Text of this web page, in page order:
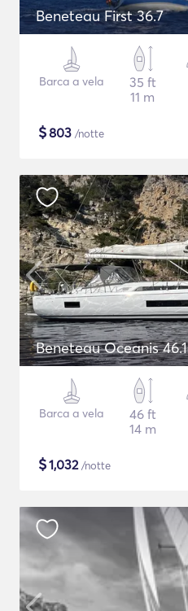
Beneteau First 36.7
Barca a vela
35 ft
11 m
$803 /notte
Beneteau Oceanis 46.1
Barca a vela
46 ft
14 m
$1,032/notte